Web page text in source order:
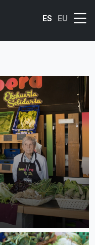
ES
EU